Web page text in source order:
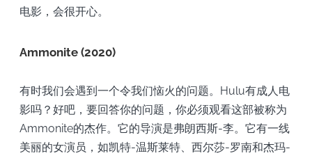
电影，会很开心。
Ammonite (2020)
有时我们会遇到一个令我们恼火的问题。Hulu有成人电
影吗？好吧，要回答你的问题，你必须观看这部被称为
Ammonite的杰作。它的导演是弗朗西斯-李。它有一线
美丽的女演员，如凯特-温斯莱特、西尔莎-罗南和杰玛-